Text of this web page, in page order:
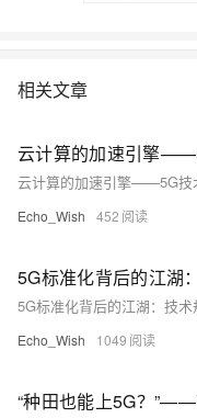
相关文章
云计算的加速引擎——5G技
Echo_Wish 452
5G标准化背后的江湖
5G标准化背后的江湖：技
Echo_Wish 1049